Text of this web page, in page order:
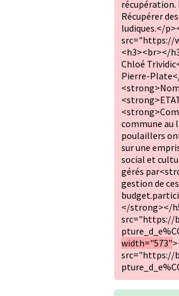
récupération.
Récupérer
ludiques.</
src="https://
<h3><br></
Chloé
Pierre-
commune au
poulaillers
sur une
social et
gérés
gestion de
</strong></
src="https://
width="573"
src="https://